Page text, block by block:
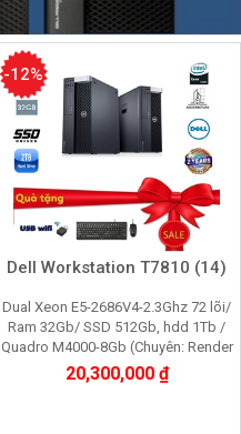
Dell Workstation T7810 (14)
Dual Xeon E5-2686V4-2.3Ghz 72 lõi/
Ram 32Gb/ SSD 512Gb, hdd 1Tb /
Quadro M4000-8Gb (Chuyên: Render
3D, Video 4K, giả lập nox, máy ảo
vmware)
20,300,000 ₫
-12%